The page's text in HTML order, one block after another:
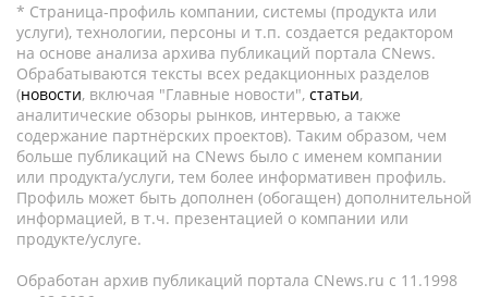
* Страница-профиль компании, системы (продукта или
услуги), технологии, персоны и т.п. создается редактором
на основе анализа архива публикаций портала CNews.
Обрабатываются тексты всех редакционных разделов
(новости, включая "Главные новости", статьи,
аналитические обзоры рынков, интервью, а также
содержание партнёрских проектов). Таким образом, чем
больше публикаций на CNews было с именем компании
или продукта/услуги, тем более информативен профиль.
Профиль может быть дополнен (обогащен) дополнительной
информацией, в т.ч. презентацией о компании или
продукте/услуге.
Обработан архив публикаций портала CNews.ru c 11.1998